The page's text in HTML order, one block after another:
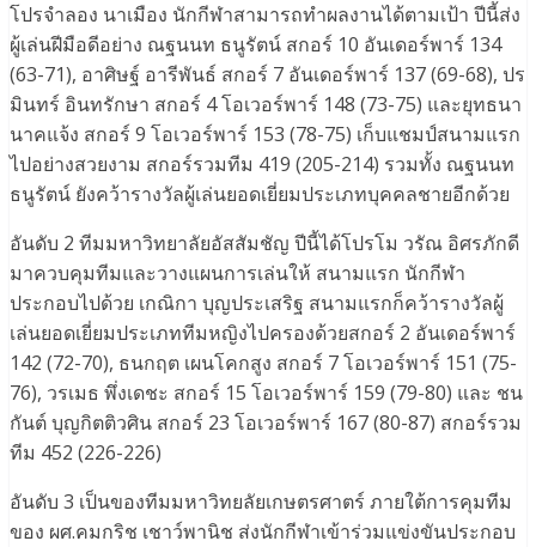
โปรจำลอง นาเมือง นักกีฬาสามารถทำผลงานได้ตามเป้า ปีนี้ส่ง
ผู้เล่นฝีมือดีอย่าง ณฐนนท ธนูรัตน์ สกอร์ 10 อันเดอร์พาร์ 134
(63-71), อาศิษฐ์ อารีพันธ์ สกอร์ 7 อันเดอร์พาร์ 137 (69-68), ปร
มินทร์ อินทรักษา สกอร์ 4 โอเวอร์พาร์ 148 (73-75) และยุทธนา
นาคแจ้ง สกอร์ 9 โอเวอร์พาร์ 153 (78-75) เก็บแชมป์สนามแรก
ไปอย่างสวยงาม สกอร์รวมทีม 419 (205-214) รวมทั้ง ณฐนนท
ธนูรัตน์ ยังคว้ารางวัลผู้เล่นยอดเยี่ยมประเภทบุคคลชายอีกด้วย
อันดับ 2 ทีมมหาวิทยาลัยอัสสัมชัญ ปีนี้ได้โปรโม วรัณ อิศรภักดี
มาควบคุมทีมและวางแผนการเล่นให้ สนามแรก นักกีฬา
ประกอบไปด้วย เกณิกา บุญประเสริฐ สนามแรกก็คว้ารางวัลผู้
เล่นยอดเยี่ยมประเภททีมหญิงไปครองด้วยสกอร์ 2 อันเดอร์พาร์
142 (72-70), ธนกฤต เผนโคกสูง สกอร์ 7 โอเวอร์พาร์ 151 (75-
76), วรเมธ พึ่งเดชะ สกอร์ 15 โอเวอร์พาร์ 159 (79-80) และ ชน
กันต์ บุญกิตติวศิน สกอร์ 23 โอเวอร์พาร์ 167 (80-87) สกอร์รวม
ทีม 452 (226-226)
อันดับ 3 เป็นของทีมมหาวิทยลัยเกษตรศาตร์ ภายใต้การคุมทีม
ของ ผศ.คมกริช เชาว์พานิช ส่งนักกีฬาเข้าร่วมแข่งขันประกอบ